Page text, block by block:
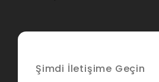
Şimdi İletişime Geçin